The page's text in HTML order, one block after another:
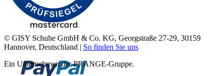
© GISY Schuhe GmbH & Co. KG, Georgstraße 27-29, 30159
Hannover, Deutschland | So finden Sie uns
Ein Unternehmen der PRANGE-Gruppe.